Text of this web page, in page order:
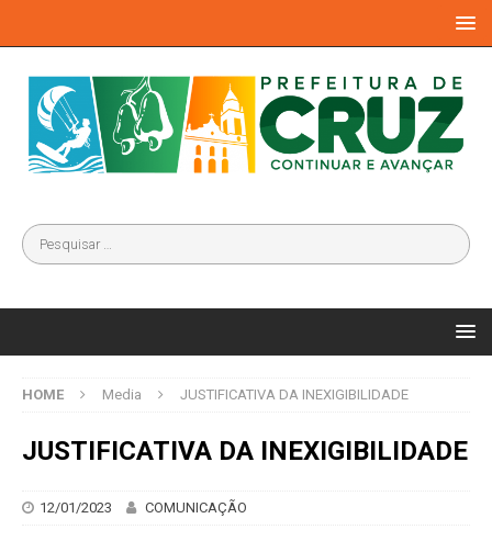
HOME Media JUSTIFICATIVA DA INEXIGIBILIDADE
JUSTIFICATIVA DA INEXIGIBILIDADE
12/01/2023 COMUNICAÇÃO